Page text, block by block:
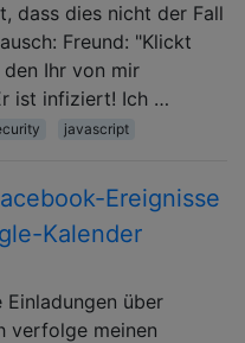
dass dies nicht der Fall
Freund: "Klickt
Ihr von mir
ist infiziert! Ich …
javascript
Ereignisse
Kalender
über
verfolge meinen